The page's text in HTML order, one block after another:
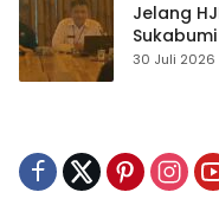
Jelang
Publikasi
30 Juli 2026